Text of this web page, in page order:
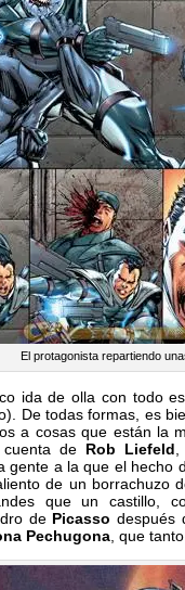
El protagonista repartiendo
ida de olla con todo
De todas formas, es
a cosas que están la
de Rob Liefeld
gente a la que el hecho
de un borrachuzo
que un castillo,
de Picasso después
Pechugona , que